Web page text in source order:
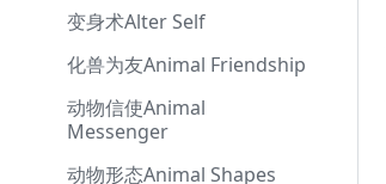
变身术Alter Self
化兽为友Animal Friendship
动物信使Animal
Messenger
动物形态Animal Shapes